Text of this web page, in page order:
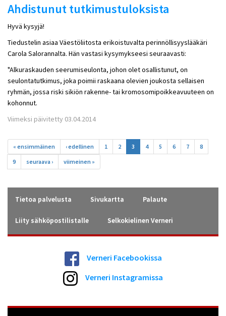
Ahdistunut tutkimustuloksista
Hyvä kysyjä!
Tiedustelin asiaa Väestöliitosta erikoistuvalta perinnöllisyyslääkäri
Carola Salorannalta. Hän vastasi kysymykseesi seuraavasti:
"Alkuraskauden seerumiseulonta, johon olet osallistunut, on
seulontatutkimus, joka poimii raskaana olevien joukosta sellaisen
ryhmän, jossa riski sikiön rakenne- tai kromosomipoikkeavuuteen on
kohonnut.
Viimeksi päivitetty 03.04.2014
Sivut
« ensimmäinen ‹ edellinen 1 2 3 4 5 6 7
8
9
seuraava › viimeinen »
Tietoa palvelusta Sivukartta Palaute
Liity sähköpostilistalle Selkokielinen Verneri
Verneri Facebookissa
Verneri Instagramissa